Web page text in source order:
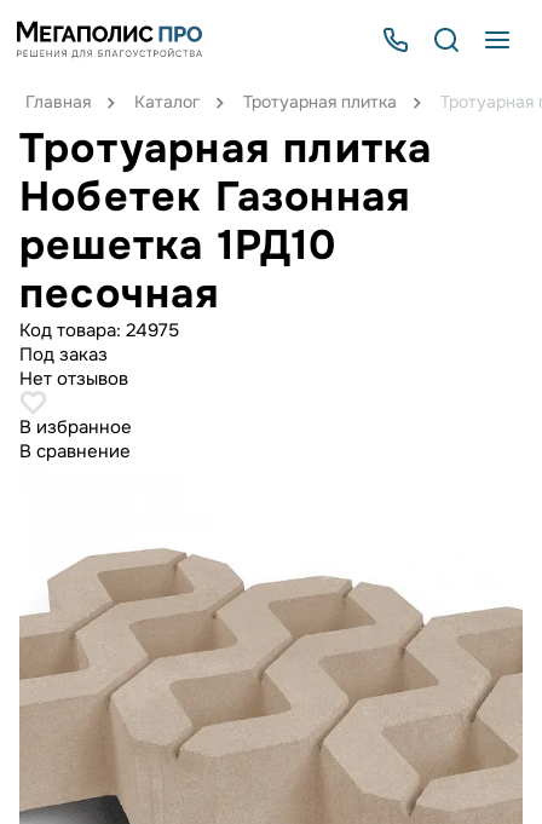
Главная Каталог Тротуарная плитка Тротуарная
Тротуарная плитка
Нобетек Газонная
решетка 1РД10
песочная
Код товара: 24975
Под заказ
Нет отзывов
В избранное
В сравнение